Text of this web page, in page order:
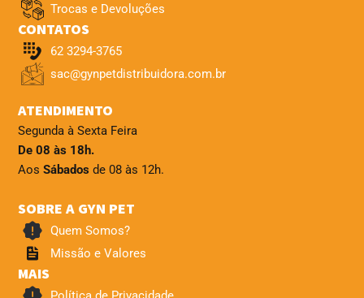
Trocas e Devoluções
CONTATOS
62 3294-3765
sac@gynpetdistribuidora.com.br
ATENDIMENTO
Segunda à Sexta Feira
De 08 às 18h.
Aos Sábados de 08 às 12h.
SOBRE A GYN PET
Quem Somos?
Missão e Valores
MAIS